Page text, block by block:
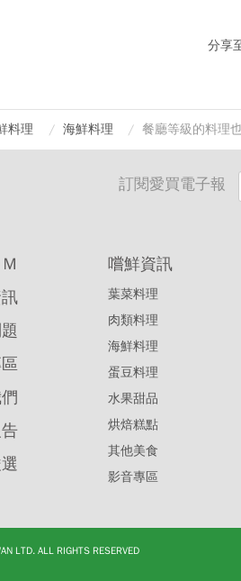
分享
料理 海鮮料理 餐廳等級的料理
訂閱愛買電子報
嚐鮮資訊
葉菜料理
肉類料理
海鮮料理
蛋豆料理
水果甜品
烘焙糕點
其他美食
影音專區
LTD. ALL RIGHTS RESERVED